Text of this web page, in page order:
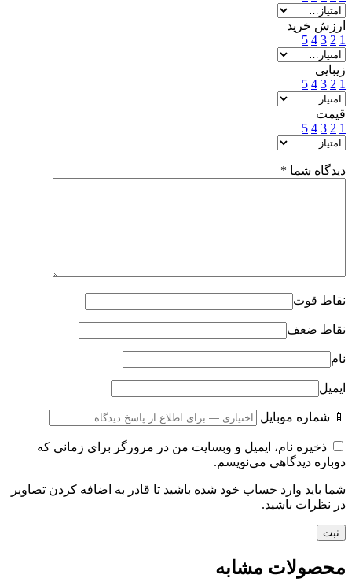
ارزش خرید
1
2
3
4
5
زیبایی
1
2
3
4
5
قیمت
1
2
3
4
5
دیدگاه شما *
نقاط قوت
نقاط ضعف
نام
ایمیل
📱 شماره موبایل
ذخیره نام، ایمیل و وبسایت من در مرورگر برای زمانی که
دوباره دیدگاهی می‌نویسم.
شما باید وارد حساب خود شده باشید تا قادر به اضافه کردن تصاویر
در نظرات باشید.
محصولات مشابه